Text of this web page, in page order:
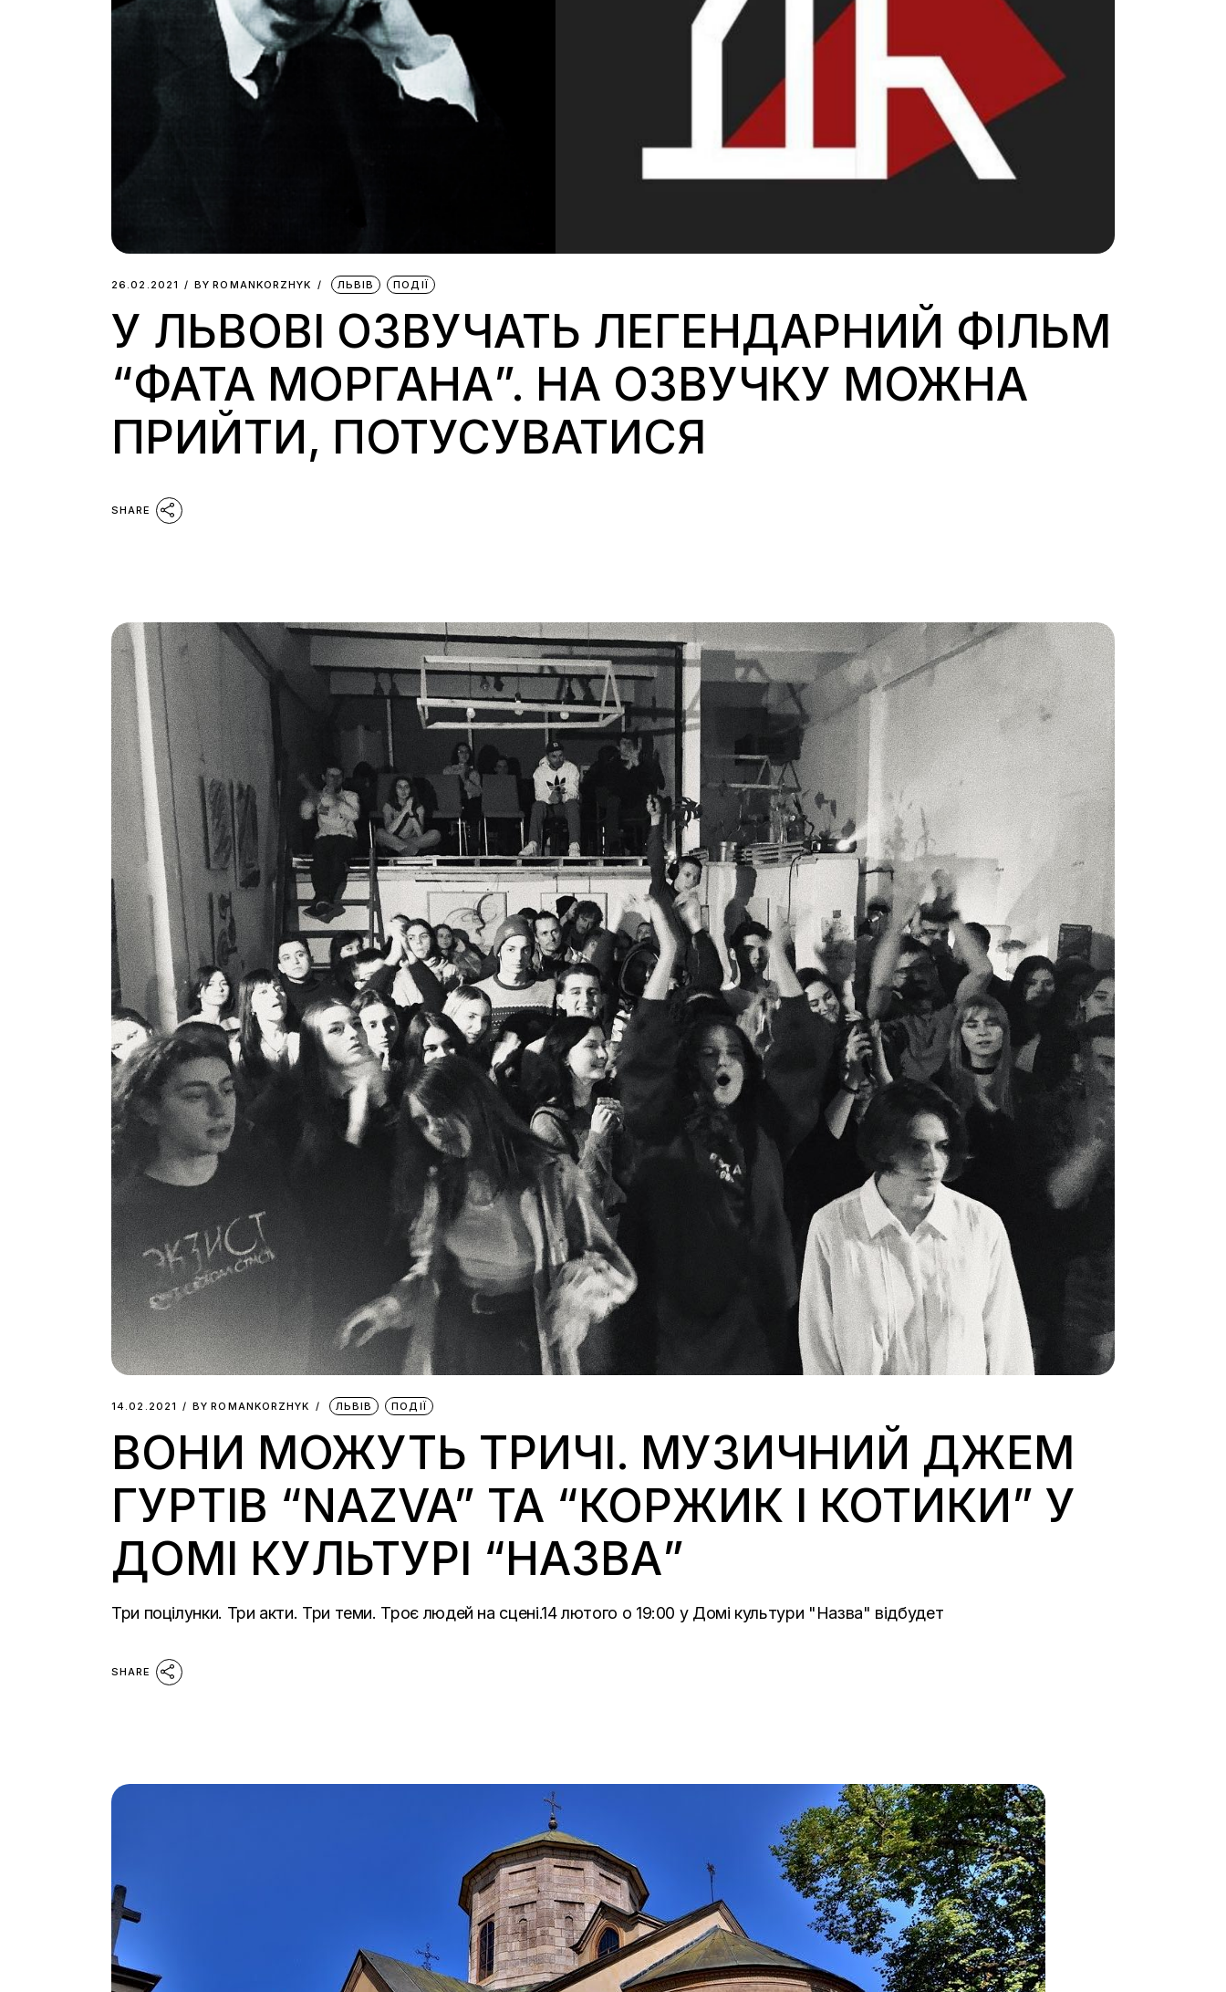
26.02.2021 BY ROMANKORZHYK ЛЬВІВ ПОДІЇ
У ЛЬВОВІ ОЗВУЧАТЬ ЛЕГЕНДАРНИЙ ФІЛЬМ
“ФАТА МОРГАНА”. НА ОЗВУЧКУ МОЖНА
ПРИЙТИ, ПОТУСУВАТИСЯ
SHARE
14.02.2021 BY ROMANKORZHYK ЛЬВІВ ПОДІЇ
ВОНИ МОЖУТЬ ТРИЧІ. МУЗИЧНИЙ ДЖЕМ
ГУРТІВ “NAZVA” ТА “КОРЖИК І КОТИКИ” У
ДОМІ КУЛЬТУРІ “НАЗВА”
Три поцілунки. Три акти. Три теми. Троє людей на сцені.14 лютого о 19:00 у Домі культури "Назва" відбудет
SHARE